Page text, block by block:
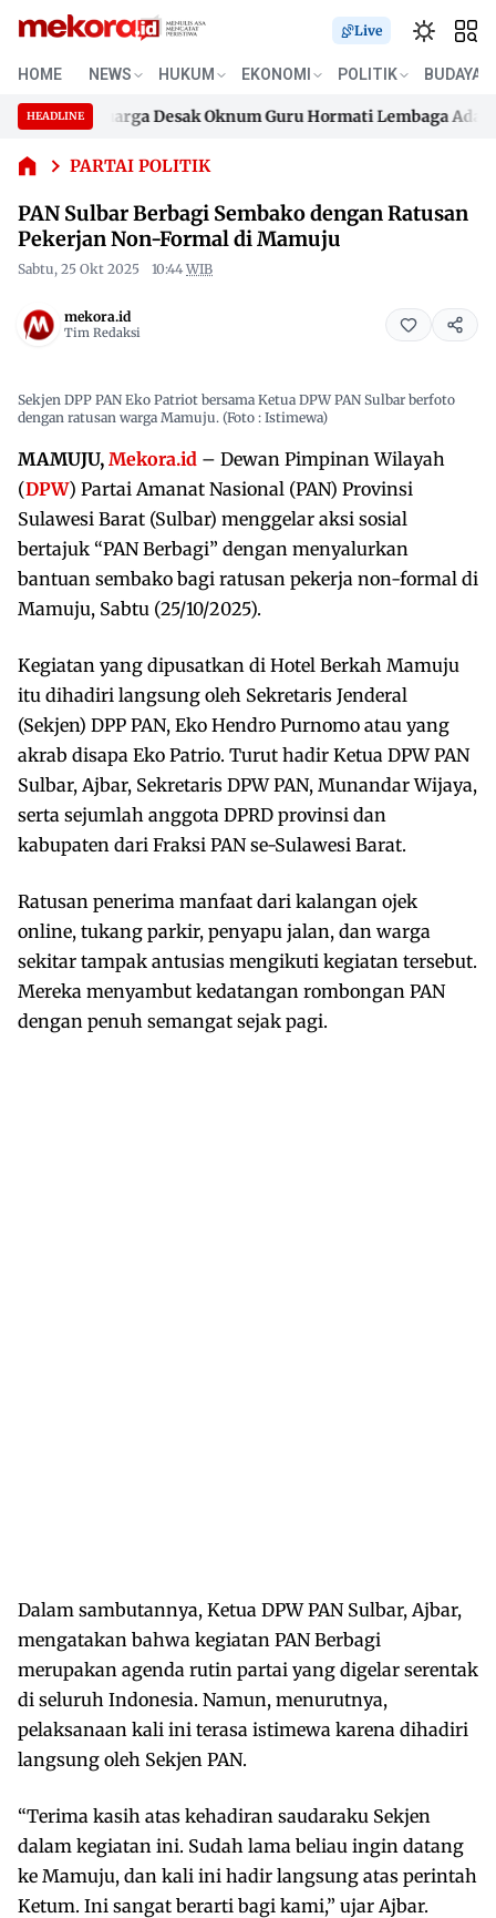
Live
HOME NEWS HUKUM EKONOMI POLITIK BUDAYA
HEADLINE
Keluarga Desak Oknum Guru Hormati Lembaga Adat
Keluarga Desak Oknum Guru Hormati Lembaga Adat
PARTAI POLITIK
Sulbar
Sembako
Ratusan
Non-
Formal
Mamuju
PAN Sulbar Berbagi Sembako dengan Ratusan
Pekerjan Non-Formal di Mamuju
Sabtu, 25 Okt 2025 10:44 WIB
mekora.id
Tim Redaksi
Sekjen DPP PAN Eko Patriot bersama Ketua DPW PAN Sulbar berfoto
dengan ratusan warga Mamuju. (Foto : Istimewa)
MAMUJU, Mekora.id – Dewan Pimpinan Wilayah
(DPW) Partai Amanat Nasional (PAN) Provinsi
Sulawesi Barat (Sulbar) menggelar aksi sosial
bertajuk “PAN Berbagi” dengan menyalurkan
bantuan sembako bagi ratusan pekerja non-formal di
Mamuju, Sabtu (25/10/2025).
Kegiatan yang dipusatkan di Hotel Berkah Mamuju
itu dihadiri langsung oleh Sekretaris Jenderal
(Sekjen) DPP PAN, Eko Hendro Purnomo atau yang
akrab disapa Eko Patrio. Turut hadir Ketua DPW PAN
Sulbar, Ajbar, Sekretaris DPW PAN, Munandar Wijaya,
serta sejumlah anggota DPRD provinsi dan
kabupaten dari Fraksi PAN se-Sulawesi Barat.
Ratusan penerima manfaat dari kalangan ojek
online, tukang parkir, penyapu jalan, dan warga
sekitar tampak antusias mengikuti kegiatan tersebut.
Mereka menyambut kedatangan rombongan PAN
dengan penuh semangat sejak pagi.
Dalam sambutannya, Ketua DPW PAN Sulbar, Ajbar,
mengatakan bahwa kegiatan PAN Berbagi
merupakan agenda rutin partai yang digelar serentak
di seluruh Indonesia. Namun, menurutnya,
pelaksanaan kali ini terasa istimewa karena dihadiri
langsung oleh Sekjen PAN.
“Terima kasih atas kehadiran saudaraku Sekjen
dalam kegiatan ini. Sudah lama beliau ingin datang
ke Mamuju, dan kali ini hadir langsung atas perintah
Ketum. Ini sangat berarti bagi kami,” ujar Ajbar.